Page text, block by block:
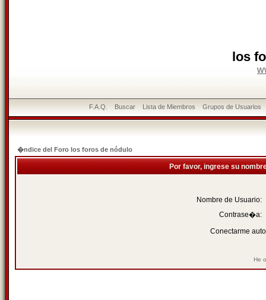
los
F.A.Q. Buscar Lista de Miembros Grupos de Usuarios
�ndice del Foro los foros de nódulo
Por favor, ingrese su
Nombre de Usuario:
Contrase�a:
Conectarme
He